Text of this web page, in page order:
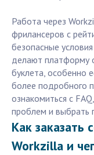
Работа через
фрилансеров с
безопасные
делают платформу
буклета, особенно
более подробного
ознакомиться с
проблем и выбрать
Как заказать
Workzilla и